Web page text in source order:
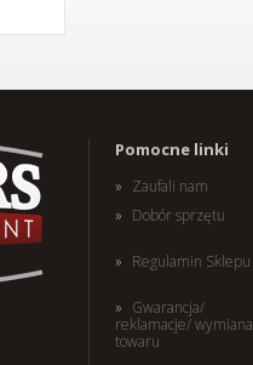
Pomocne linki
Zaufali nam
Dobór sprzętu
Regulamin Sklepu
Gwarancja/
reklamacje/ wymiana
towaru